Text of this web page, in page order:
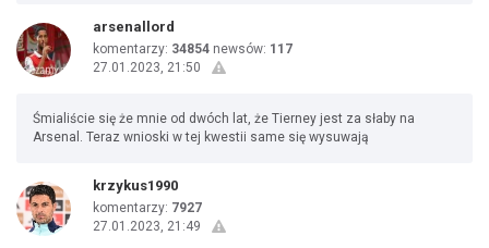
arsenallord
komentarzy: 34854 newsów: 117
27.01.2023, 21:50
Śmialiście się że mnie od dwóch lat, że Tierney jest za słaby na
Arsenal. Teraz wnioski w tej kwestii same się wysuwają
krzykus1990
komentarzy: 7927
27.01.2023, 21:49